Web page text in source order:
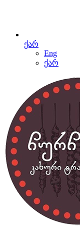
ქარ
Eng
ქარ